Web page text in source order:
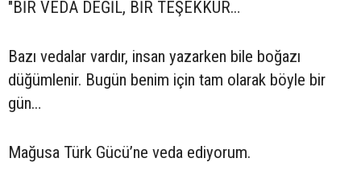
"BİR VEDA DEĞİL, BİR TEŞEKKÜR…
Bazı vedalar vardır, insan yazarken bile boğazı
düğümlenir. Bugün benim için tam olarak böyle bir
gün…
Mağusa Türk Gücü’ne veda ediyorum.